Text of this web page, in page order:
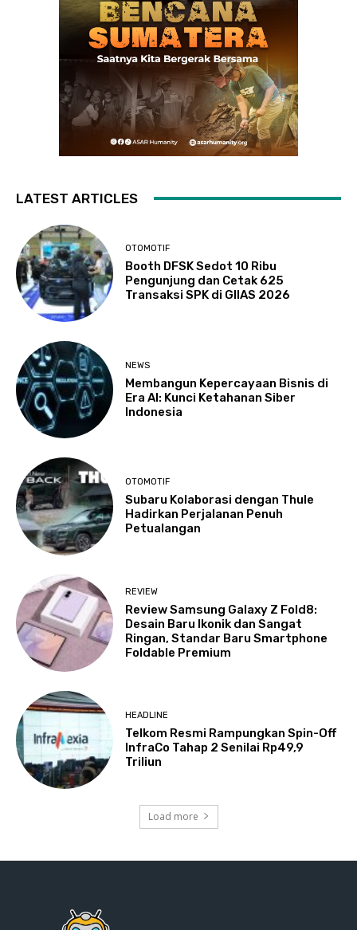
LATEST ARTICLES
OTOMOTIF
Booth DFSK Sedot 10 Ribu
Pengunjung dan Cetak 625
Transaksi SPK di GIIAS 2026
NEWS
Membangun Kepercayaan Bisnis di
Era AI: Kunci Ketahanan Siber
Indonesia
OTOMOTIF
Subaru Kolaborasi dengan Thule
Hadirkan Perjalanan Penuh
Petualangan
REVIEW
Review Samsung Galaxy Z Fold8:
Desain Baru Ikonik dan Sangat
Ringan, Standar Baru Smartphone
Foldable Premium
HEADLINE
Telkom Resmi Rampungkan Spin-Off
InfraCo Tahap 2 Senilai Rp49,9
Triliun
Load more